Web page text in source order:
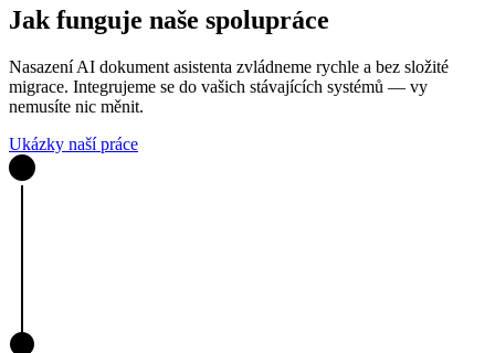
Jak funguje naše spolupráce
Nasazení AI dokument asistenta zvládneme rychle a bez složité
migrace. Integrujeme se do vašich stávajících systémů — vy
nemusíte nic měnit.
Ukázky naší práce